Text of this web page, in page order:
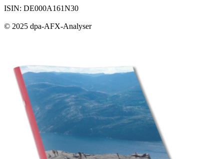
ISIN: DE000A161N30
© 2025 dpa-AFX-Analyser